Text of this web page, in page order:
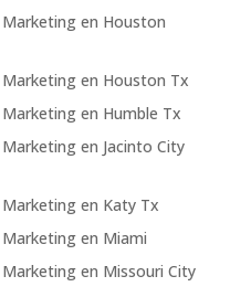
en Houston
en Houston Tx
en Humble Tx
en Jacinto City
en Katy Tx
en Miami
en Missouri City